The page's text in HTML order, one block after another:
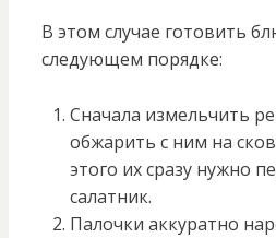
В этом случае готовить
следующем порядке:
Сначала измельчить
обжарить с ним на
этого их сразу нужно
салатник.
Палочки аккуратно